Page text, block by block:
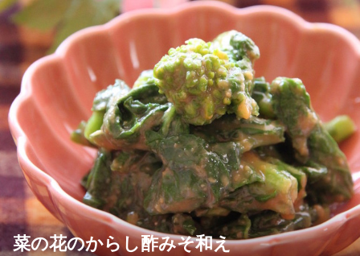
菜の花のからし酢みそ和え